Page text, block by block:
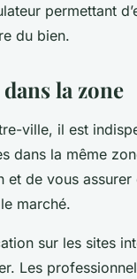
permettant
du bien.
la zone
ville, il est
dans la même
et de vous
marché.
sur les sites
Les